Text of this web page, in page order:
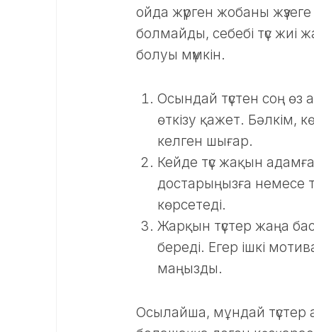
ойда жүрген жобаны
болмайды, себебі түс жиі
болуы мүмкін.
Осындай түстен соң
өткізу қажет. Бәлкім,
келген шығар.
Кейде түс жақын
достарыңызға немесе
көрсетеді.
Жарқын түстер жаңа
береді. Егер ішкі
маңызды.
Осылайша, мұндай түстер